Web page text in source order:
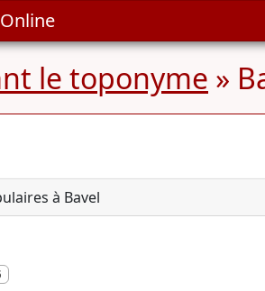
le toponyme »
à Bavel